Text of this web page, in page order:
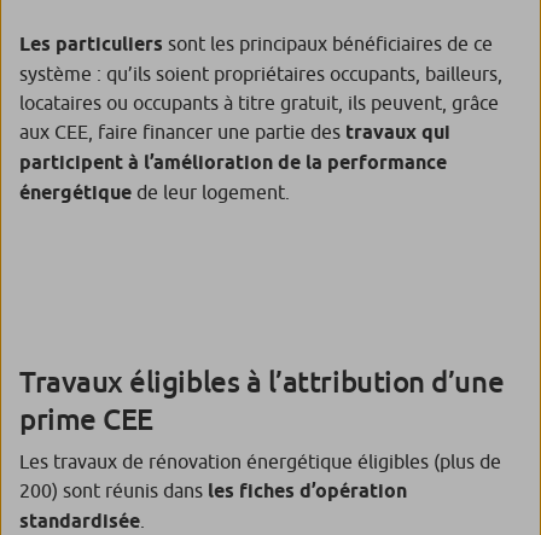
Les particuliers sont les principaux bénéficiaires de ce
système : qu’ils soient propriétaires occupants, bailleurs,
locataires ou occupants à titre gratuit, ils peuvent, grâce
aux CEE, faire financer une partie des travaux qui
participent à l’amélioration de la performance
énergétique de leur logement.
Travaux éligibles à l’attribution d’une
prime CEE
Les travaux de rénovation énergétique éligibles (plus de
200) sont réunis dans les fiches d’opération
standardisée